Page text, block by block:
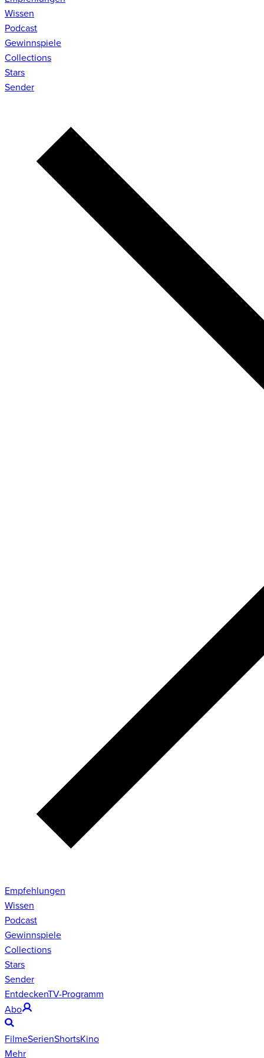
Wissen
Podcast
Gewinnspiele
Collections
Stars
Sender
Empfehlungen
Wissen
Podcast
Gewinnspiele
Collections
Stars
Sender
EntdeckenTV-Programm
Abo
FilmeSerienShortsKino
Mehr